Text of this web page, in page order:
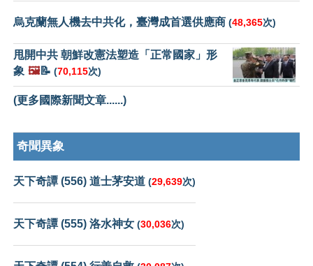
烏克蘭無人機去中共化，臺灣成首選供應商 (48,365次)
甩開中共 朝鮮改憲法塑造「正常國家」形
象 🖼️📝 (70,115次)
(更多國際新聞文章......)
奇聞異象
天下奇譚 (556) 道士茅安道 (29,639次)
天下奇譚 (555) 洛水神女 (30,036次)